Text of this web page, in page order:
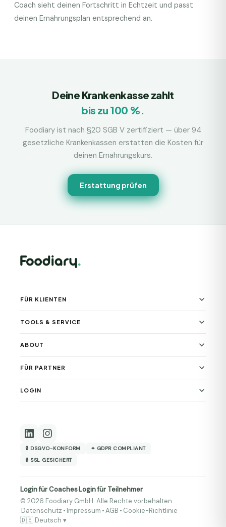
Coach sieht deinen Fortschritt in Echtzeit und passt
deinen Ernährungsplan entsprechend an.
Deine Krankenkasse zahlt
bis zu 100 %.
Foodiary ist nach §20 SGB V zertifiziert — über 94
gesetzliche Krankenkassen erstatten die Kosten für
deinen Ernährungskurs.
Erstattung prüfen
FÜR KLIENTEN
TOOLS & SERVICE
ABOUT
FÜR PARTNER
LOGIN
🔒 DSGVO-KONFORM
✦ GDPR COMPLIANT
🔒 SSL GESICHERT
Login für Coaches·Login für Teilnehmer
© 2026 Foodiary GmbH. Alle Rechte vorbehalten.
Datenschutz • Impressum •AGB • Cookie-Richtlinie
🇩🇪 Deutsch ▾